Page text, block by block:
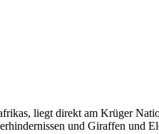
liegt direkt am Krüger
und Giraffen und